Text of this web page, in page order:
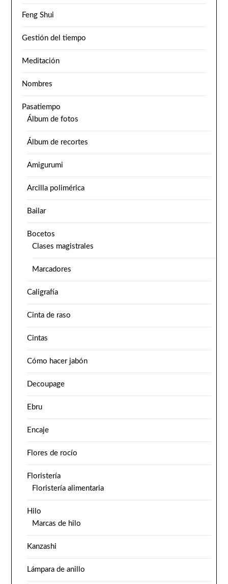
Feng Shui
Gestión del tiempo
Meditación
Nombres
Pasatiempo
Álbum de fotos
Álbum de recortes
Amigurumi
Arcilla polimérica
Bailar
Bocetos
Clases magistrales
Marcadores
Caligrafía
Cinta de raso
Cintas
Cómo hacer jabón
Decoupage
Ebru
Encaje
Flores de rocío
Floristería
Floristería alimentaria
Hilo
Marcas de hilo
Kanzashi
Lámpara de anillo